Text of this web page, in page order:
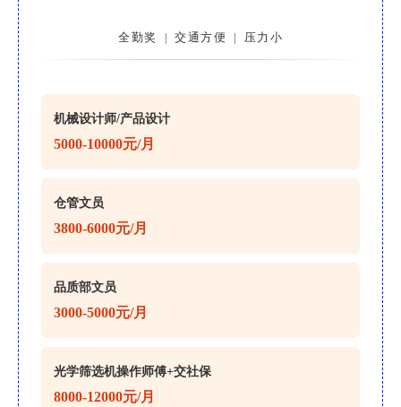
全勤奖 | 交通方便 | 压力小
机械设计师/产品设计
5000-10000元/月
仓管文员
3800-6000元/月
品质部文员
3000-5000元/月
光学筛选机操作师傅+交社保
8000-12000元/月